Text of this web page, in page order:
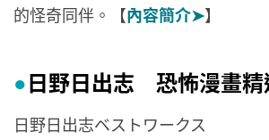
的怪奇同伴。【內容簡介➤】
●日野日出志 恐怖漫畫精
日野日出志ベストワークス